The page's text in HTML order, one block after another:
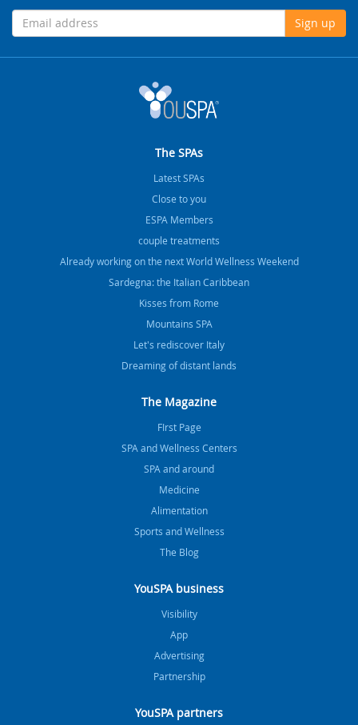
Sign up
The SPAs
Latest SPAs
Close to you
ESPA Members
couple treatments
Already working on the next World Wellness Weekend
Sardegna: the Italian Caribbean
Kisses from Rome
Mountains SPA
Let's rediscover Italy
Dreaming of distant lands
The Magazine
FIrst Page
SPA and Wellness Centers
SPA and around
Medicine
Alimentation
Sports and Wellness
The Blog
YouSPA business
Visibility
App
Advertising
Partnership
YouSPA partners